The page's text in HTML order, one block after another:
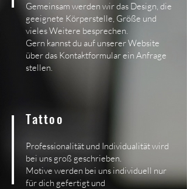
Gemeinsam werden wir das Design, die
geeignete Körperstelle, Größe und
vieles Weitere besprechen.
Gern kannst du auf unserer Website
über das Kontaktformular ein Anfrage
stellen.
Tattoo
Professionalität und Individualität wird
bei uns groß geschrieben.
Motive werden bei uns individuell nur
für dich gefertigt und